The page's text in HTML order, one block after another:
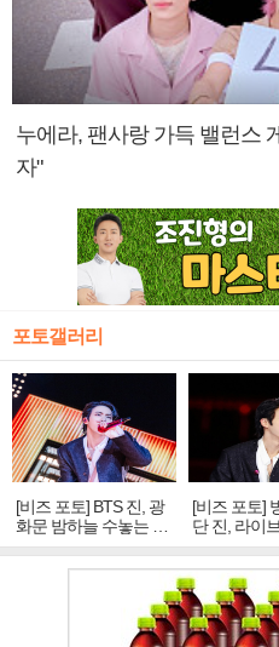
누에라, 팬사랑 가득 밸런스
자"
포토갤러리
[비즈 포토] BTS 진, 광
화문 밤하늘 수놓는 '비
주얼 킹'의 열창
[비즈 포토]
단 진, 라이
빛나는 독보